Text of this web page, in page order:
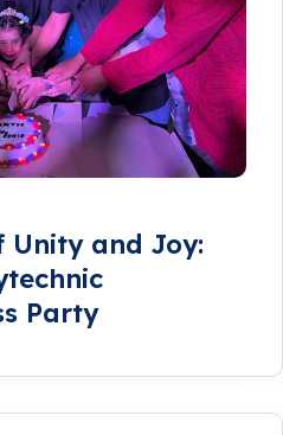
Unity and Joy:
Party